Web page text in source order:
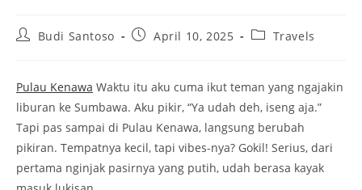
PostBudi Santoso
PostApril 10, 2025
PostTravels
Pulau Kenawa Waktu itu aku cuma ikut teman yang ngajakin
liburan ke Sumbawa. Aku pikir, “Ya udah deh, iseng aja.”
Tapi pas sampai di Pulau Kenawa, langsung berubah
pikiran. Tempatnya kecil, tapi vibes-nya? Gokil! Serius, dari
pertama nginjak pasirnya yang putih, udah berasa kayak